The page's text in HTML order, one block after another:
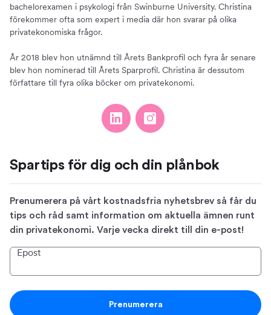
bachelorexamen i psykologi från Swinburne University. Christina
förekommer ofta som expert i media där hon svarar på olika
privatekonomiska frågor.
År 2018 blev hon utnämnd till Årets Bankprofil och fyra år senare
blev hon nominerad till Årets Sparprofil. Christina är dessutom
författare till fyra olika böcker om privatekonomi.
Spartips för dig och din plånbok
Prenumerera på vårt kostnadsfria nyhetsbrev så får du
tips och råd samt information om aktuella ämnen runt
din privatekonomi. Varje vecka direkt till din e-post!
Epost
Prenumerera